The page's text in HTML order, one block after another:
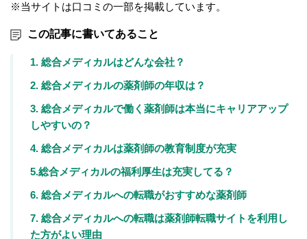
※当サイトは口コミの一部を掲載しています。
この記事に書いてあること
1. 総合メディカルはどんな会社？
2. 総合メディカルの薬剤師の年収は？
3. 総合メディカルで働く薬剤師は本当にキャリアアップ
しやすいの？
4. 総合メディカルは薬剤師の教育制度が充実
5.総合メディカルの福利厚生は充実してる？
6. 総合メディカルへの転職がおすすめな薬剤師
7. 総合メディカルへの転職は薬剤師転職サイトを利用し
た方がよい理由